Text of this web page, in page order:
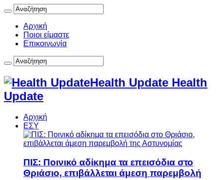
Αρχική
Ποιοι είμαστε
Επικοινωνία
Health Update Health
Update
Αρχική
ΕΣΥ
ΠΙΣ: Ποινικό αδίκημα τα επεισόδια στο
Θριάσιο, επιβάλλεται άμεση παρεμβολή